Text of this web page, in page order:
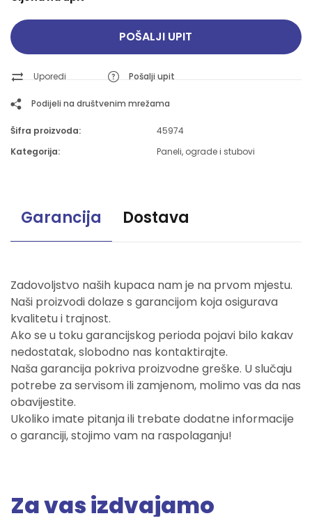
POŠALJI UPIT
Uporedi Pošalji upit
Podijeli na društvenim mrežama
Šifra proizvoda:
45974
Kategorija:
Paneli, ograde i stubovi
Garancija Dostava
Zadovoljstvo naših kupaca nam je na prvom mjestu.
Naši proizvodi dolaze s garancijom koja osigurava
kvalitetu i trajnost.
Ako se u toku garancijskog perioda pojavi bilo kakav
nedostatak, slobodno nas kontaktirajte.
Naša garancija pokriva proizvodne greške. U slučaju
potrebe za servisom ili zamjenom, molimo vas da nas
obavijestite.
Ukoliko imate pitanja ili trebate dodatne informacije
o garanciji, stojimo vam na raspolaganju!
Za vas izdvajamo